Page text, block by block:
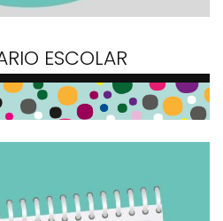
ESCOLAR